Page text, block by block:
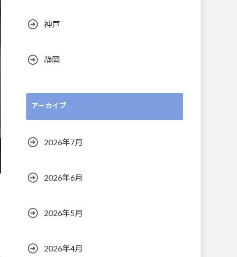
神戸
静岡
アーカイブ
2026年7月
2026年6月
2026年5月
2026年4月